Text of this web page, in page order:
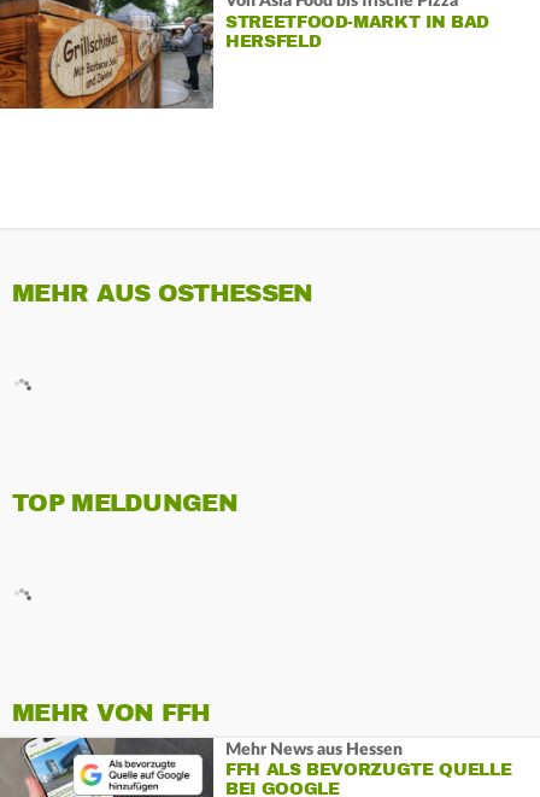
STREETFOOD-MARKT IN BAD
HERSFELD
MEHR AUS OSTHESSEN
TOP MELDUNGEN
MEHR VON FFH
Mehr News aus Hessen
FFH ALS BEVORZUGTE QUELLE
BEI GOOGLE